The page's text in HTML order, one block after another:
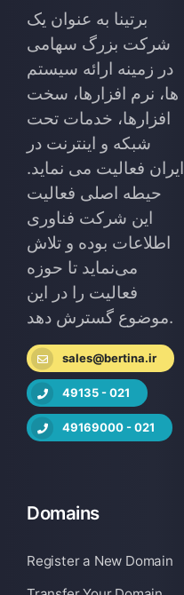
برتینا به عنوان یک
شرکت بزرگ سهامی
در زمینه ارائه سیستم
ها، نرم افزارها، سخت
افزارها، خدمات تحت
شبکه و اینترنت در
ایران فعالیت می نماید.
حیطه اصلی فعالیت
این شرکت فناوری
اطلاعات بوده و تلاش
می‌نماید تا حوزه
فعالیت را در این
موضوع گسترش دهد.
sales@bertina.ir
49135 - 021
49169000 - 021
Domains
Register a New Domain